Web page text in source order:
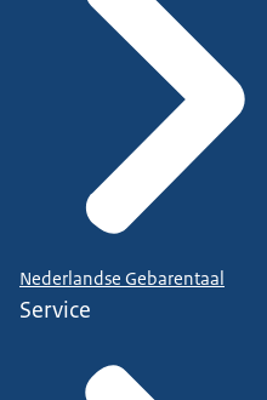
Nederlandse Gebarentaal
Service